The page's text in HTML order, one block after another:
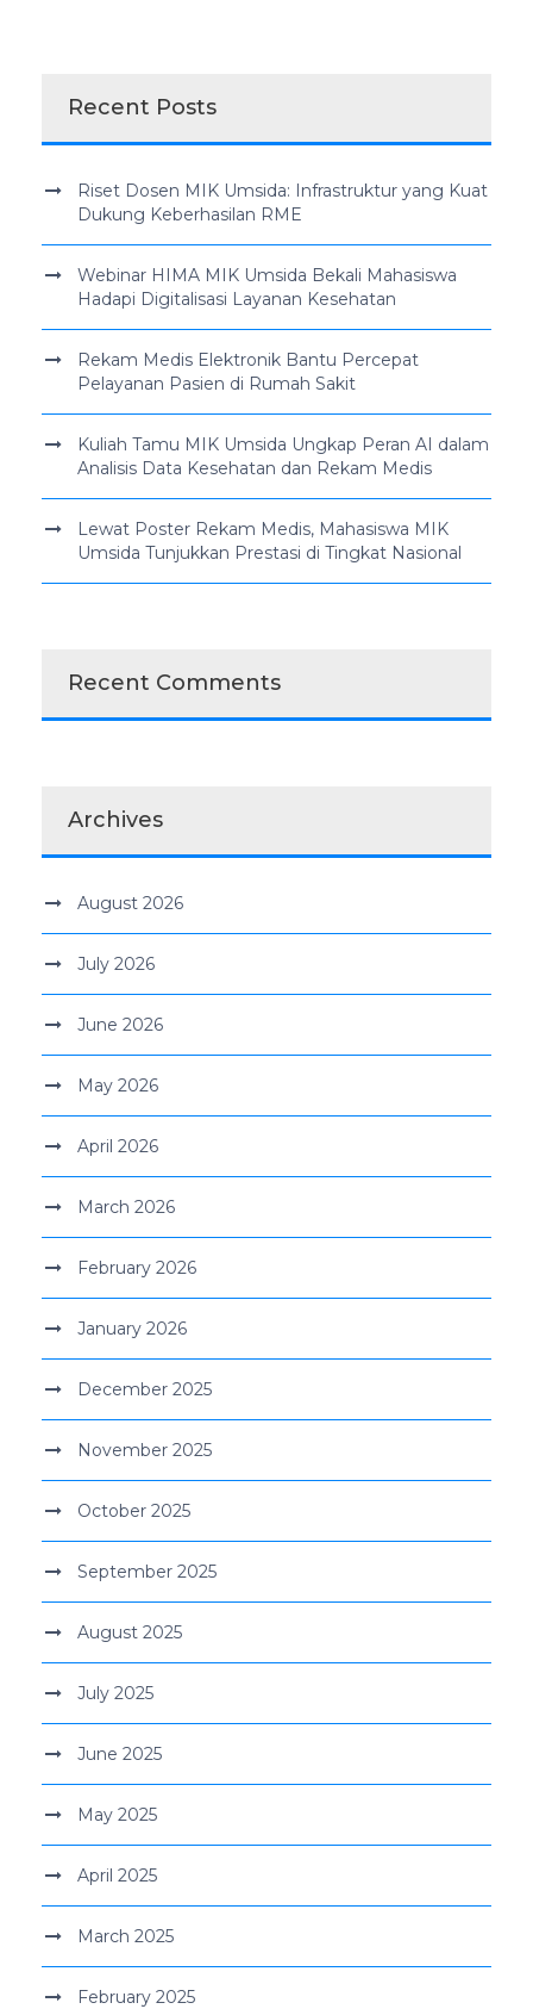
Recent Posts
Riset Dosen MIK Umsida: Infrastruktur yang Kuat
Dukung Keberhasilan RME
Webinar HIMA MIK Umsida Bekali Mahasiswa
Hadapi Digitalisasi Layanan Kesehatan
Rekam Medis Elektronik Bantu Percepat
Pelayanan Pasien di Rumah Sakit
Kuliah Tamu MIK Umsida Ungkap Peran AI dalam
Analisis Data Kesehatan dan Rekam Medis
Lewat Poster Rekam Medis, Mahasiswa MIK
Umsida Tunjukkan Prestasi di Tingkat Nasional
Recent Comments
Archives
August 2026
July 2026
June 2026
May 2026
April 2026
March 2026
February 2026
January 2026
December 2025
November 2025
October 2025
September 2025
August 2025
July 2025
June 2025
May 2025
April 2025
March 2025
February 2025